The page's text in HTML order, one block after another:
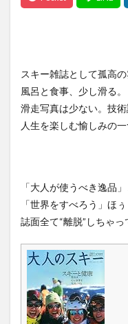
スキー雑誌として孤高
風呂と食事、少し滑る。
滑走写真は少ない。技術
人生を楽しむ愉しみの一
「大人が使うべき逸品
「世界をすべろう」ほぅ
誌面全て“離脱”しちゃっ